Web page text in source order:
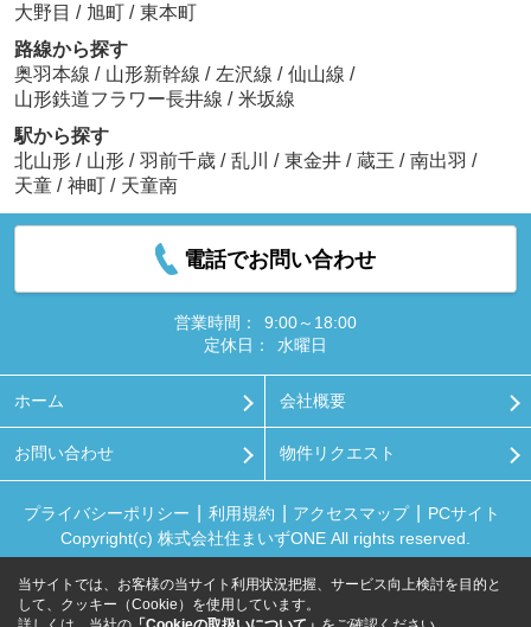
大野目 / 旭町 / 東本町
路線から探す
奥羽本線 / 山形新幹線 / 左沢線 / 仙山線 /
山形鉄道フラワー長井線 / 米坂線
駅から探す
北山形 / 山形 / 羽前千歳 / 乱川 / 東金井 / 蔵王 / 南出羽 /
天童 / 神町 / 天童南
電話でお問い合わせ
営業時間：
9:00～18:00
定休日：
水曜日
ホーム 会社概要
お問い合わせ 物件リクエスト
プライバシーポリシー 利用規約 アクセスマップ
PCサイト
Copyright(c) 株式会社住まいずONE All rights reserved.
当サイトでは、お客様の当サイト利用状況把握、サービス向上検討を目的と
して、クッキー（Cookie）を使用しています。